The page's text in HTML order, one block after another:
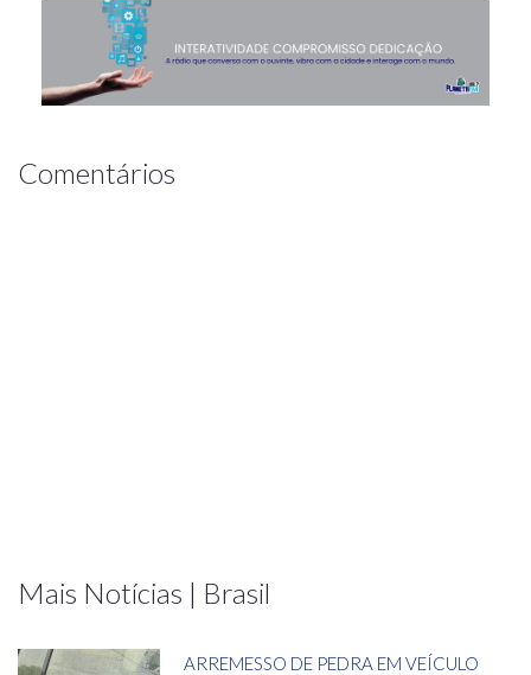
Comentários
Mais Notícias | Brasil
ARREMESSO DE PEDRA EM VEÍCULO